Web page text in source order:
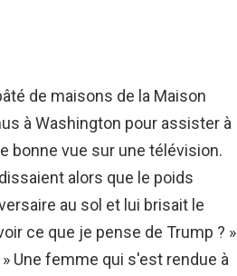
de maisons de la Maison
à Washington pour assister à
bonne vue sur une télévision.
alors que le poids
au sol et lui brisait le
ce que je pense de Trump ? »
Une femme qui s'est rendue à